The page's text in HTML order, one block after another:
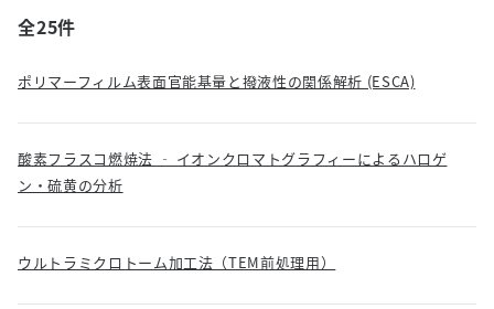
全25件
ポリマーフィルム表面官能基量と撥液性の関係解析 (ESCA)
酸素フラスコ燃焼法 ‐ イオンクロマトグラフィーによるハロゲ
ン・硫黄の分析
ウルトラミクロトーム加工法（TEM前処理用）